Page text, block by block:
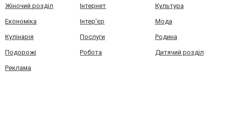
Жіночий розділ Інтернет Культура
Економіка Інтер'єр Мода
Кулінарія Послуги Родина
Подорожі Робота Дитячий розділ
Реклама